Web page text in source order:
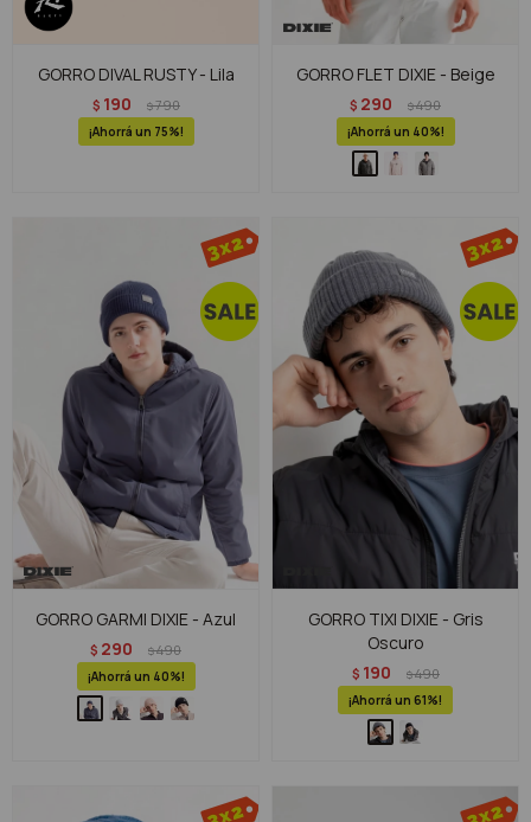
GORRO DIVAL RUSTY - Lila
$ 190 $790
75
GORRO FLET DIXIE - Beige
$ 290 $490
40
GORRO GARMI DIXIE - Azul
$ 290 $490
40
GORRO TIXI DIXIE - Gris
Oscuro
$ 190 $490
61